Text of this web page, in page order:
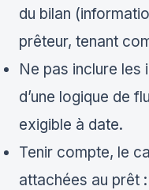
du bilan
prêteur, tenant
Ne pas inclure les
d’une logique de
exigible à date.
Tenir compte, le
attachées au prêt